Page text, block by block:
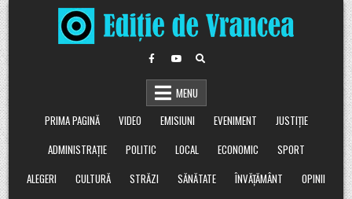
Skip
to
content
MENU
PRIMA PAGINĂ
VIDEO EMISIUNI EVENIMENT
JUSTIȚIE
ADMINISTRAȚIE
POLITIC LOCAL ECONOMIC
SPORT
ALEGERI
CULTURĂ STRĂZI SĂNĂTATE ÎNVĂȚĂMÂNT
OPINII